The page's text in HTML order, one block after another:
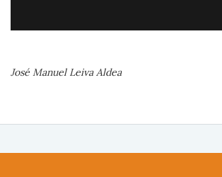
José Manuel Leiva Aldea